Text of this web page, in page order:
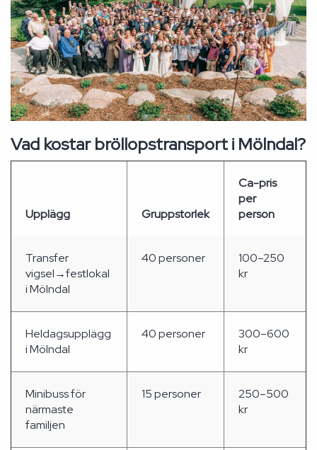
Vad kostar bröllopstransport i Mölndal?
Upplägg Gruppstorlek
Ca-pris
per
person
Transfer
vigsel→festlokal
i Mölndal
40 personer
100–250
kr
Heldagsupplägg
i Mölndal
40 personer
300–600
kr
Minibuss för
närmaste
familjen
15 personer
250–500
kr